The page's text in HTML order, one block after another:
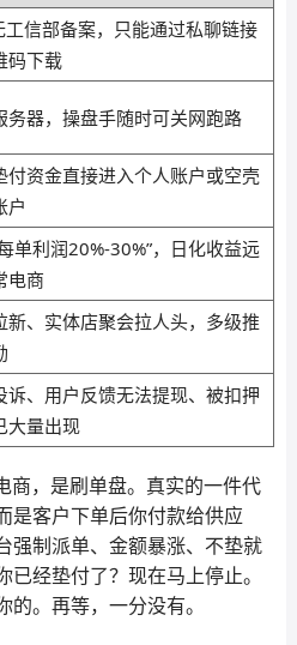
工信部备案，只能通过私聊链接
码下载
务器，操盘手随时可关网跑路
付资金直接进入个人账户或空壳
户
单利润20%-30%”，日化收益远
电商
新、实体店聚会拉人头，多级推
诉、用户反馈无法提现、被扣押
大量出现
商，是刷单盘。真实的一件代
是客户下单后你付款给供应
强制派单、金额暴涨、不垫就
经垫付了？现在马上停止。
。再等，一分没有。